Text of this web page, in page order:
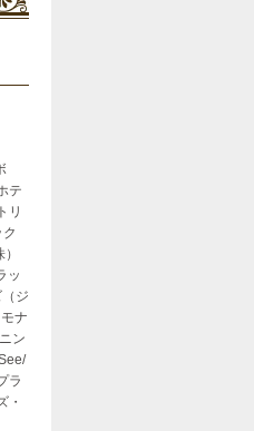
テ
リ
ッ
ジ
ナ
ン
ラ
・